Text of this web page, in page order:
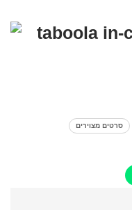
סרטים מצוירים